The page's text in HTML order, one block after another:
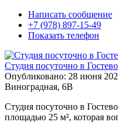
Написать сообщение
+7 (978) 897-15-49
Показать телефон
Студия посуточно в
Опубликовано: 28 июня
Виноградная, 6В
Студия посуточно в
площадью 25 м², которая